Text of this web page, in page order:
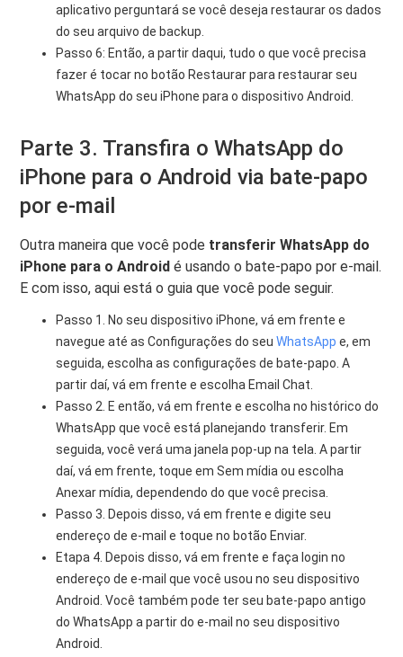
aplicativo perguntará se você deseja restaurar os dados
do seu arquivo de backup.
Passo 6: Então, a partir daqui, tudo o que você precisa
fazer é tocar no botão Restaurar para restaurar seu
WhatsApp do seu iPhone para o dispositivo Android.
Parte 3. Transfira o WhatsApp do
iPhone para o Android via bate-papo
por e-mail
Outra maneira que você pode transferir WhatsApp do
iPhone para o Android é usando o bate-papo por e-mail.
E com isso, aqui está o guia que você pode seguir.
Passo 1. No seu dispositivo iPhone, vá em frente e
navegue até as Configurações do seuWhatsApp e, em
seguida, escolha as configurações de bate-papo. A
partir daí, vá em frente e escolha Email Chat.
Passo 2. E então, vá em frente e escolha no histórico do
WhatsApp que você está planejando transferir. Em
seguida, você verá uma janela pop-up na tela. A partir
daí, vá em frente, toque em Sem mídia ou escolha
Anexar mídia, dependendo do que você precisa.
Passo 3. Depois disso, vá em frente e digite seu
endereço de e-mail e toque no botão Enviar.
Etapa 4. Depois disso, vá em frente e faça login no
endereço de e-mail que você usou no seu dispositivo
Android. Você também pode ter seu bate-papo antigo
do WhatsApp a partir do e-mail no seu dispositivo
Android.